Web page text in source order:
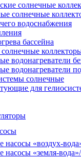
солнечные
солнечные
водоснабжения
бассейна
водонагреватели
водонагреватели
солнечные
для
насосы «воздух-
насосы «земля-